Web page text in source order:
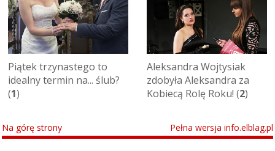
Piątek trzynastego to
idealny termin na... ślub?
(1)
Aleksandra Wojtysiak
zdobyła Aleksandra za
Kobiecą Rolę Roku! (2)
Na górę strony Pełna wersja info.elblag.pl